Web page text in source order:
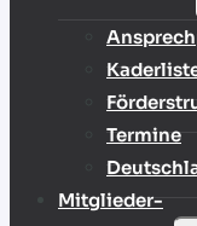
Termine
Mitglieder-